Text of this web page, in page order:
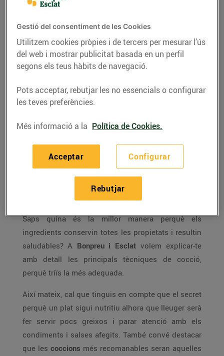
Mètodes de cocció
saludables
Saps quina és la millor manera perquè els
ingredients conservin totes les propietats i resultin
saludables? A Bonpreu i Esclat volem explicar-te
amb detall les principals tècniques de cocció,
perquè triïs la més adequada.
Així mateix, cal que tinguis en compte que el secret
perquè un plat sigui nutritiu alhora que lleuger serà
fer servir pocs greixos i parar atenció amb els
condiments i salses afegits. També convé destacar
que les coccions més recomanables seran aquelles
Gestió del consentiment de les Cookies
Utilitzem cookies pròpies i de tercers per mesurar l’ús
del web i mostrar publicitat basada en un perfil
segons els teus hàbits de navegació.
Pots acceptar, rebutjar les no essencials o configurar
les teves preferències.
Més informació a la Política de Cookies.
Configurar
Rebutjar
Acceptar